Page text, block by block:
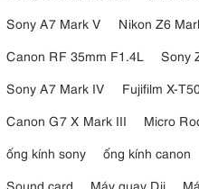
Sony A7 Mark V
Nikon Z6
Canon RF 35mm F1.4L
Sony
Sony A7 Mark IV
Fujifilm X-
Canon G7 X Mark III
Micro
ống kính sony
ống kính canon
Sound card
Máy quay Dji